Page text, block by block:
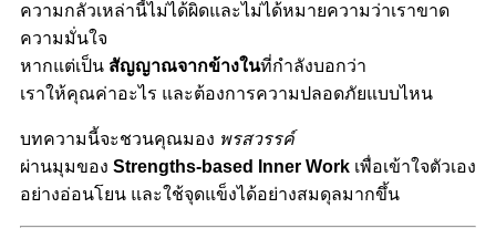
ความกลัวเหล่านี้ไม่ได้ผิดและไม่ได้หมายความว่าเราขาด
ความมั่นใจ
หากแต่เป็น สัญญาณจากข้างในที่กำลังบอกว่า
เราให้คุณค่าอะไร และต้องการความปลอดภัยแบบไหน
บทความนี้จะชวนคุณมอง พรสวรรค์
ผ่านมุมของ Strengths-based Inner Work เพื่อเข้าใจตัวเอง
อย่างอ่อนโยน และใช้จุดแข็งได้อย่างสมดุลมากขึ้น